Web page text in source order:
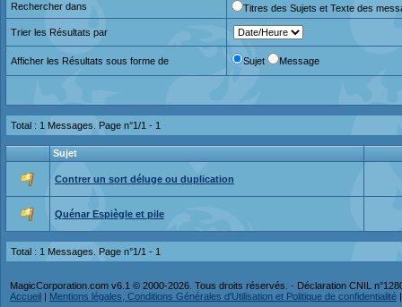
Rechercher dans Titres des Sujets et Texte des
Trier les Résultats par
Afficher les Résultats sous forme de Sujet Message
Total : 1 Messages. Page n°1/1 - 1
Sujet
Contrer un sort déluge ou duplication
Quénar Espiègle et pile
Total : 1 Messages. Page n°1/1 - 1
MagicCorporation.com v6.1 © 2000-2026. Tous droits réservés. - Déclaration CNIL
Accueil | Mentions légales, Conditions Générales d'Utilisation et Politique de confidentialité